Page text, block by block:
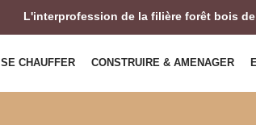
L'interprofession de la filière forêt bois
SE CHAUFFER CONSTRUIRE & AMENAGER